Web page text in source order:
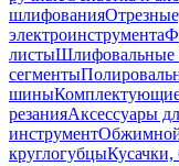
шлифования
электроинструмента
листыШлифовальные
сегменты
шиныКомплектующие
резанияАксессуары
инструмент
круглогубцыКусачки,